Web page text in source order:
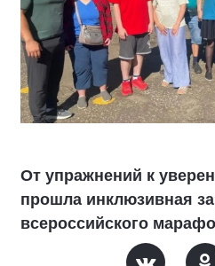
От упражнений к
прошла инклюзивная
всероссийского